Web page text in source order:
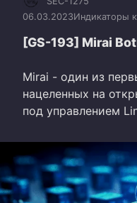
06.03.2023Индикаторы
[GS-193] Mirai
Mirai - один из
нацеленных на
под управлением